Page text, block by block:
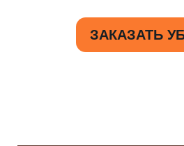
ЗАКАЗАТЬ